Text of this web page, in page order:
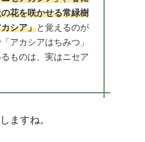
花を咲かせる常緑樹
シア」と覚えるのが
アカシアはちみつ」
ものは、実はニセア
ますね。